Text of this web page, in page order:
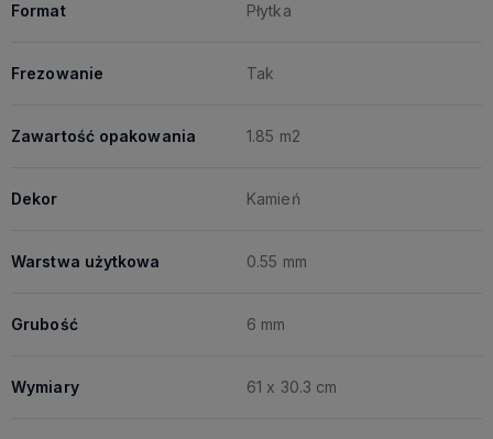
Format Płytka
Frezowanie Tak
Zawartość opakowania 1.85 m2
Dekor Kamień
Warstwa użytkowa 0.55 mm
Grubość 6 mm
Wymiary 61 x 30.3 cm